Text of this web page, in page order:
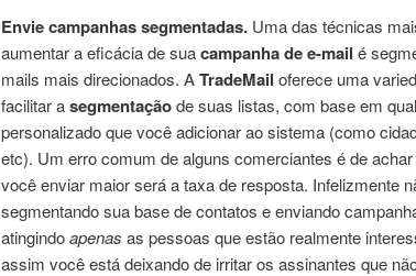
Envie campanhas segmentadas.Uma das técnicas
aumentar a eficácia de suacampanha de e-mail é
mails mais direcionados. ATradeMail oferece uma
facilitar asegmentaçãode suas listas, com base em
personalizado que você adicionar ao sistema (como
etc). Um erro comum de alguns comerciantes é de
você enviar maior será a taxa de resposta. Infelizmente
segmentando sua base de contatos e enviando
atingindoapenas as pessoas que estão realmente
assim você está deixando de irritar os assinantes que